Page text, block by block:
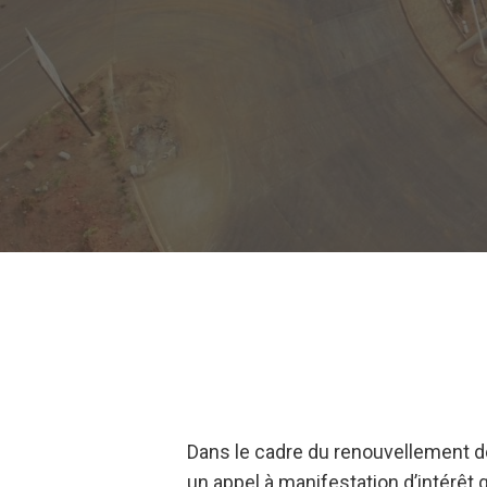
Dans le cadre du renouvellement
un appel à manifestation